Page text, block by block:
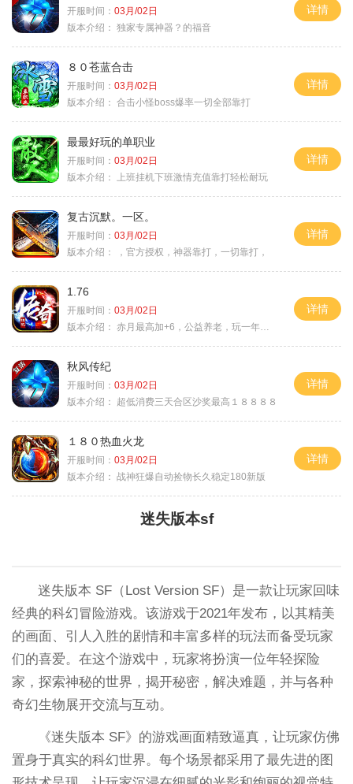
开服时间： 03月/02日
版本介绍： 独家专属神器？的福音
详情
８０苍蓝合击
开服时间： 03月/02日
版本介绍： 合击小怪boss爆率一切全部靠打
详情
最最好玩的单职业
开服时间： 03月/02日
版本介绍：
上班挂机下班激情充值靠打轻松耐玩
详情
复古沉默。一区。
开服时间： 03月/02日
版本介绍：
，官方授权，神器靠打，一切靠打，
详情
1.76
开服时间： 03月/02日
版本介绍： 赤月最高加+6，公益养老，玩一年不腻，屠龙
详情
秋风传纪
开服时间： 03月/02日
版本介绍：
超低消费三天合区沙奖最高１８８８８
详情
１８０热血火龙
开服时间： 03月/02日
版本介绍： 战神狂爆自动捡物长久稳定180新版
详情
迷失版本sf
迷失版本 SF（Lost Version SF）是一款让玩家回味
经典的科幻冒险游戏。该游戏于2021年发布，以其精美
的画面、引人入胜的剧情和丰富多样的玩法而备受玩家
们的喜爱。在这个游戏中，玩家将扮演一位年轻探险
家，探索神秘的世界，揭开秘密，解决难题，并与各种
奇幻生物展开交流与互动。
《迷失版本 SF》的游戏画面精致逼真，让玩家仿佛
置身于真实的科幻世界。每个场景都采用了最先进的图